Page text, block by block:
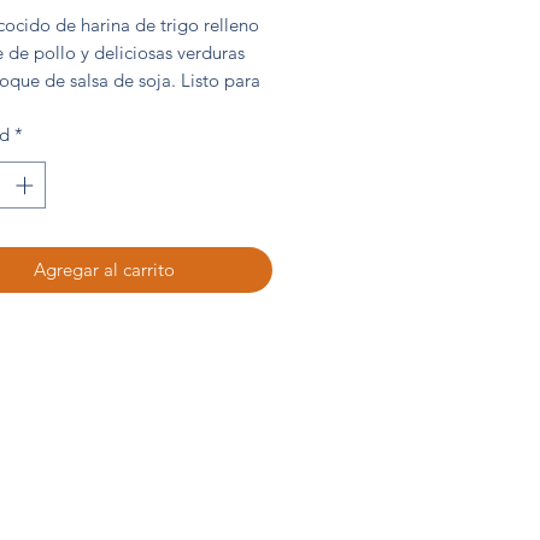
de harina de trigo relleno
de pollo y deliciosas verduras
de salsa de soja. Listo para
Estuche 160 g
*
Agregar al carrito